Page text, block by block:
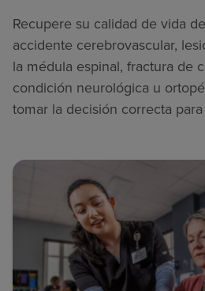
Recupere su calidad de vida
accidente cerebrovascular,
la médula espinal, fractura de
condición neurológica u
tomar la decisión correcta